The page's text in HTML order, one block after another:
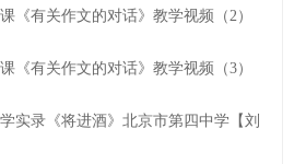
《有关作文的对话》教学视频（2）
《有关作文的对话》教学视频（3）
实录《将进酒》北京市第四中学【刘